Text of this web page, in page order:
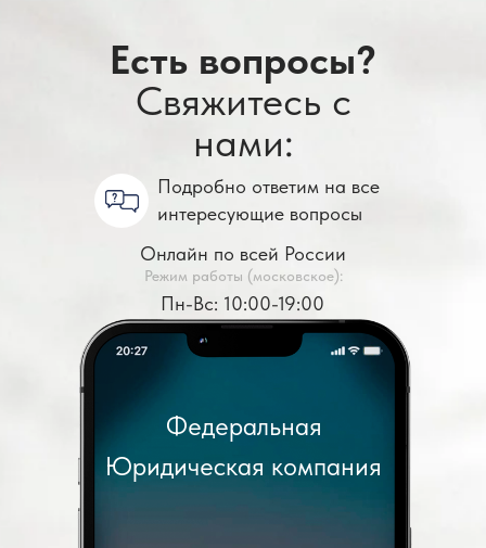
Федеральная
Юридическая компания
Есть вопросы?
Свяжитесь с
нами:
Пн-Вс: 10:00-19:00
Онлайн по всей России
Режим работы (московское):
Подробно ответим на все
интересующие вопросы